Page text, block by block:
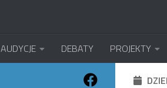
AUDYCJE DEBATY PROJEKTY